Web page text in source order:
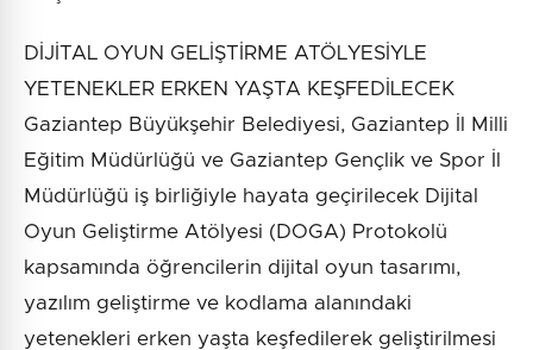
DİJİTAL OYUN GELİŞTİRME ATÖLYESİYLE
YETENEKLER ERKEN YAŞTA KEŞFEDİLECEK
Gaziantep Büyükşehir Belediyesi, Gaziantep İl Milli
Eğitim Müdürlüğü ve Gaziantep Gençlik ve Spor İl
Müdürlüğü iş birliğiyle hayata geçirilecek Dijital
Oyun Geliştirme Atölyesi (DOGA) Protokolü
kapsamında öğrencilerin dijital oyun tasarımı,
yazılım geliştirme ve kodlama alanındaki
yetenekleri erken yaşta keşfedilerek geliştirilmesi